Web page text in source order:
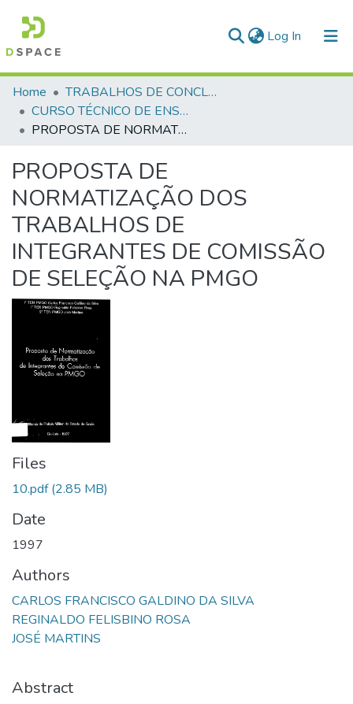
Log In (current)
Communities & Collections
All of DSpace
Home
TRABALHOS DE CONCLUSÃO DE CURSO - CTE (CURSO TÉCNICO DE ENSINO)
CURSO TÉCNICO DE ENSINO - CTE - 1997
PROPOSTA DE NORMATIZAÇÃO DOS TRABALHOS DE INTEGRANTES DE COMISSÃO DE SELEÇÃO NA PMGO
PROPOSTA DE
NORMATIZAÇÃO DOS
TRABALHOS DE
INTEGRANTES DE COMISSÃO
DE SELEÇÃO NA PMGO
Files
10.pdf(2.85 MB)
Date
1997
Authors
CARLOS FRANCISCO GALDINO DA SILVA
REGINALDO FELISBINO ROSA
JOSÉ MARTINS
Abstract